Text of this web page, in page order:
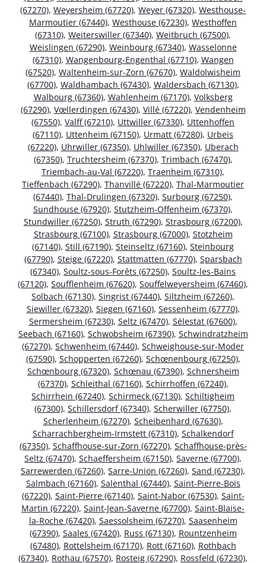
(67270), Weyersheim (67720), Weyer (67320), Westhouse-
Marmoutier (67440), Westhouse (67230), Westhoffen
(67310), Weiterswiller (67340), Weitbruch (67500),
Weislingen (67290), Weinbourg (67340), Wasselonne
(67310), Wangenbourg-Engenthal (67710), Wangen
(67520), Waltenheim-sur-Zorn (67670), Waldolwisheim
(67700), Waldhambach (67430), Waldersbach (67130),
Walbourg (67360), Wahlenheim (67170), Volksberg
(67290), Vœllerdingen (67430), Villé (67220), Vendenheim
(67550), Valff (67210), Uttwiller (67330), Uttenhoffen
(67110), Uttenheim (67150), Urmatt (67280), Urbeis
(67220), Uhrwiller (67350), Uhlwiller (67350), Uberach
(67350), Truchtersheim (67370), Trimbach (67470),
Triembach-au-Val (67220), Traenheim (67310),
Tieffenbach (67290), Thanvillé (67220), Thal-Marmoutier
(67440), Thal-Drulingen (67320), Surbourg (67250),
Sundhouse (67920), Stutzheim-Offenheim (67370),
Stundwiller (67250), Struth (67290), Strasbourg (67200),
Strasbourg (67100), Strasbourg (67000), Stotzheim
(67140), Still (67190), Steinseltz (67160), Steinbourg
(67790), Steige (67220), Stattmatten (67770), Sparsbach
(67340), Soultz-sous-Forêts (67250), Soultz-les-Bains
(67120), Soufflenheim (67620), Souffelweyersheim (67460),
Solbach (67130), Singrist (67440), Siltzheim (67260),
Siewiller (67320), Siegen (67160), Sessenheim (67770),
Sermersheim (67230), Seltz (67470), Sélestat (67600),
Seebach (67160), Schwobsheim (67390), Schwindratzheim
(67270), Schwenheim (67440), Schweighouse-sur-Moder
(67590), Schopperten (67260), Schœnenbourg (67250),
Schœnbourg (67320), Schœnau (67390), Schnersheim
(67370), Schleithal (67160), Schirrhoffen (67240),
Schirrhein (67240), Schirmeck (67130), Schiltigheim
(67300), Schillersdorf (67340), Scherwiller (67750),
Scherlenheim (67270), Scheibenhard (67630),
Scharrachbergheim-Irmstett (67310), Schalkendorf
(67350), Schaffhouse-sur-Zorn (67270), Schaffhouse-près-
Seltz (67470), Schaeffersheim (67150), Saverne (67700),
Sarrewerden (67260), Sarre-Union (67260), Sand (67230),
Salmbach (67160), Salenthal (67440), Saint-Pierre-Bois
(67220), Saint-Pierre (67140), Saint-Nabor (67530), Saint-
Martin (67220), Saint-Jean-Saverne (67700), Saint-Blaise-
la-Roche (67420), Saessolsheim (67270), Saasenheim
(67390), Saales (67420), Russ (67130), Rountzenheim
(67480), Rottelsheim (67170), Rott (67160), Rothbach
(67340), Rothau (67570), Rosteig (67290), Rossfeld (67230),